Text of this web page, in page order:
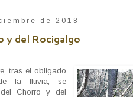
de 2018
y del Rocigalgo
tras el obligado
la lluvia, se
Chorro y del